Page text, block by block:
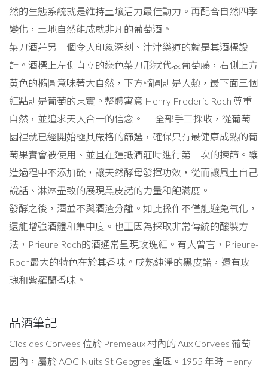
然的生態系統就是維持土壤活力最佳動力。再配合自然四季
變化，土地自然能成就非凡的葡萄酒。」
菜刀酒莊另一個令人印象深刻、津津樂道的就是其酒標設
計。酒標上左側直立的綠色菜刀形狀代表葡萄藤，右側上方
黃色的橢圓意味著大自然，下方橢圓則是人類，最下面三個
紅點則是葡萄的果實。整體寓意 Henry Frederic Roch 尊重
自然，並追求天人合一的信念。 全部手工採收，從葡萄
園裡就已經開始極其嚴格的篩選，確保只有最健康成熟的葡
萄果實會被使用、並且在運抵酒莊時進行第二次的揀篩。釀
造過程中不添加硫，讓天然酵母發揮功效，從而讓風土自己
說話、淋淋盡致的展現黑皮諾的力量和飽滿度。
發酵之後，酒並不與酒渣分離。如此操作不僅能避免氧化，
還能增強酒體和集中度。也正因為採取非常傳統的釀製方
法，Prieure Roch的酒通常呈現玫瑰紅。有人曾言，Prieure-
Roch最大的特色在於其香味。成熟純淨的黑皮諾，還有玫
瑰和紫羅蘭香味。
品酒筆記
Clos des Corvees 位於 Premeaux 村內的 Aux Corvees 葡萄
園內，屬於 AOC Nuits St Geogres 產區。1955 年時 Henry